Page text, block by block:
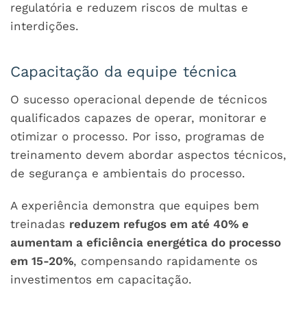
regulatória e reduzem riscos de multas e
interdições.
Capacitação da equipe técnica
O sucesso operacional depende de técnicos
qualificados capazes de operar, monitorar e
otimizar o processo. Por isso, programas de
treinamento devem abordar aspectos técnicos,
de segurança e ambientais do processo.
A experiência demonstra que equipes bem
treinadas reduzem refugos em até 40% e
aumentam a eficiência energética do processo
em 15-20%, compensando rapidamente os
investimentos em capacitação.